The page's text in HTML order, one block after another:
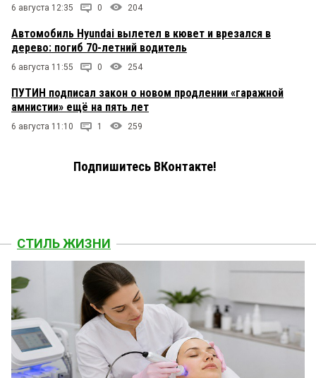
6 августа 12:35 0 204
Автомобиль Hyundai вылетел в кювет и врезался в
дерево: погиб 70-летний водитель
6 августа 11:55 0 254
ПУТИН подписал закон о новом продлении «гаражной
амнистии» ещё на пять лет
6 августа 11:10 1 259
Подпишитесь ВКонтакте!
СТИЛЬ ЖИЗНИ